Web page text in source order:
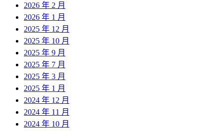
2026 年 2 月
2026 年 1 月
2025 年 12 月
2025 年 10 月
2025 年 9 月
2025 年 7 月
2025 年 3 月
2025 年 1 月
2024 年 12 月
2024 年 11 月
2024 年 10 月